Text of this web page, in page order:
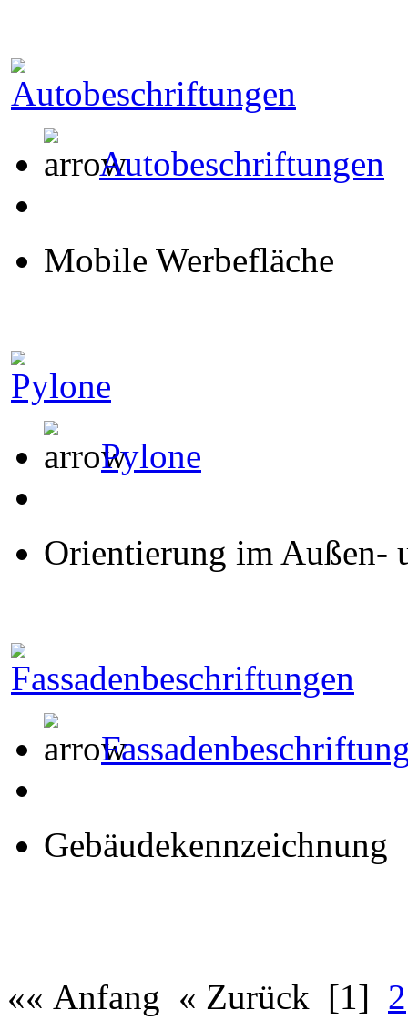
Autobeschriftungen
Mobile Werbefläche
Pylone
Orientierung im Außen-
Gebäudekennzeichnung
«« Anfang « Zurück [1] 2